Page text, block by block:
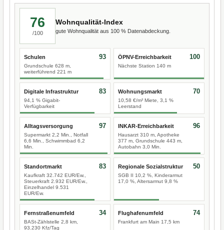
76
/100
Wohnqualität-Index
gute Wohnqualität aus 100 % Datenabdeckung.
Schulen
Grundschule 628 m,
weiterführend 221 m
93 ÖPNV-Erreichbarkeit
Nächste Station 140 m
100
Digitale Infrastruktur
94,1 % Gigabit-
Verfügbarkeit
83 Wohnungsmarkt
10,58 €/m² Miete, 3,1 %
Leerstand
70
Alltagsversorgung
Supermarkt 2,2 Min., Notfall
6,6 Min., Schwimmbad 6,2
Min.
97 INKAR-Erreichbarkeit
Hausarzt 310 m, Apotheke
377 m, Grundschule 443 m,
Autobahn 3,0 Min.
96
Standortmarkt
Kaufkraft 32.742 EUR/Ew.,
Steuerkraft 2.932 EUR/Ew.,
Einzelhandel 9.531
EUR/Ew.
83 Regionale Sozialstruktur
SGB II 10,2 %, Kinderarmut
17,0 %, Altersarmut 9,8 %
50
Fernstraßenumfeld
BASt-Zählstelle 2,8 km,
93.230 Kfz/Tag
34 Flughafenumfeld
Frankfurt am Main 17,5 km
74